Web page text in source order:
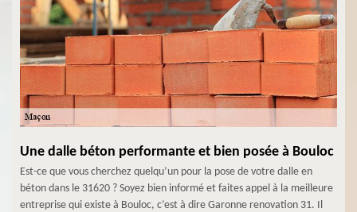
Une dalle béton performante et bien posée à Bouloc
Est-ce que vous cherchez quelqu’un pour la pose de votre dalle en
béton dans le 31620 ? Soyez bien informé et faites appel à la meilleure
entreprise qui existe à Bouloc, c’est à dire Garonne renovation 31. Il